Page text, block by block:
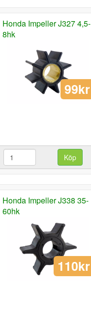
Honda Impeller J327 4,5-
8hk
99kr
Köp
Honda Impeller J338 35-
60hk
110kr